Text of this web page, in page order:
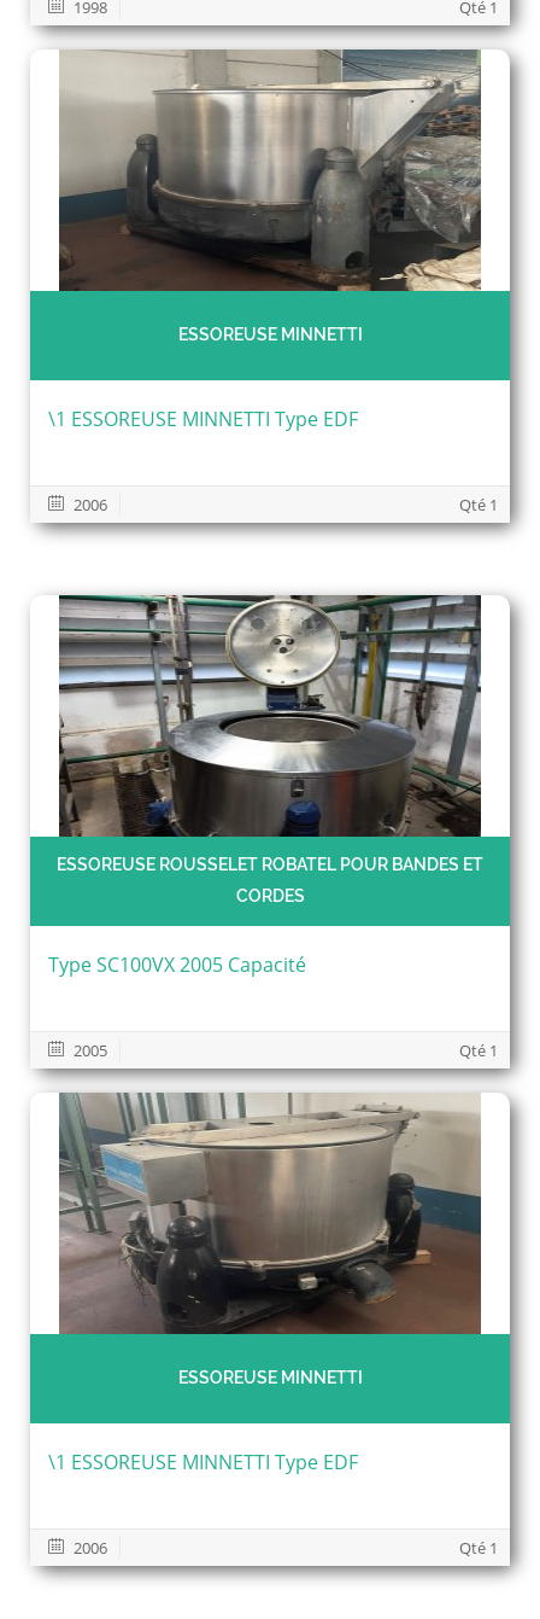
1998 Qté 1
ESSOREUSE MINNETTI
\1 ESSOREUSE MINNETTI Type EDF
2006 Qté 1
ESSOREUSE ROUSSELET ROBATEL POUR BANDES ET
CORDES
Type SC100VX 2005 Capacité
2005 Qté 1
ESSOREUSE MINNETTI
\1 ESSOREUSE MINNETTI Type EDF
2006 Qté 1